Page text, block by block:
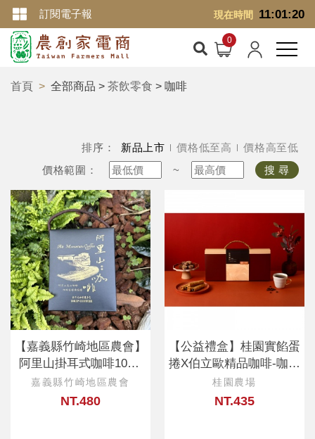
現在時間 11:01:20
訂閱電子報
首頁 全部商品 > 茶飲零食 > 咖啡
排序： 新品上市 價格低至高
價格高至低
價格範圍：
~ 搜 尋
【嘉義縣竹崎地區農會】
阿里山掛耳式咖啡10入/
盒
嘉義縣竹崎地區農會
NT.480
【公益禮盒】桂園實餡蛋
捲X伯立歐精品咖啡-咖啡
*6+蛋捲*3
桂園農場
NT.435